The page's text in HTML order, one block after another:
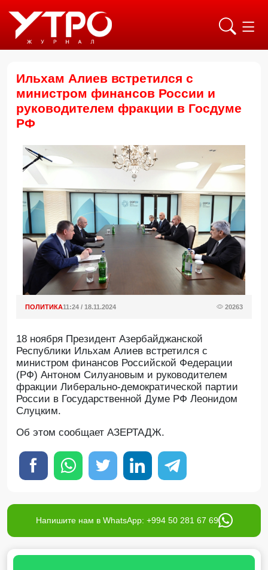
Ильхам Алиев встретился с
министром финансов России и
руководителем фракции в Госдуме
РФ
ПОЛИТИКА11:24 / 18.11.2024 20263
18 ноября Президент Азербайджанской
Республики Ильхам Алиев встретился с
министром финансов Российской Федерации
(РФ) Антоном Силуановым и руководителем
фракции Либерально-демократической партии
России в Государственной Думе РФ Леонидом
Слуцким.
Об этом сообщает АЗЕРТАДЖ.
Напишите нам в WhatsApp: +994 50 281 67 69